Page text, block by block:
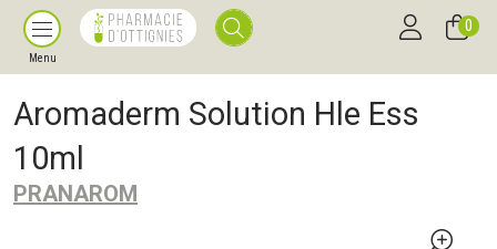
Menu
0
Aromaderm Solution Hle Ess
10ml
PRANAROM